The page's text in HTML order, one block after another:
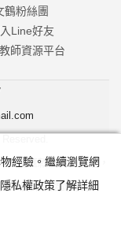
鶴粉絲團
Line好友
師資源平台
只有匯款及轉帳功能，
反詐騙諮詢專線。
經驗。繼續瀏覽網
私權政策了解詳細